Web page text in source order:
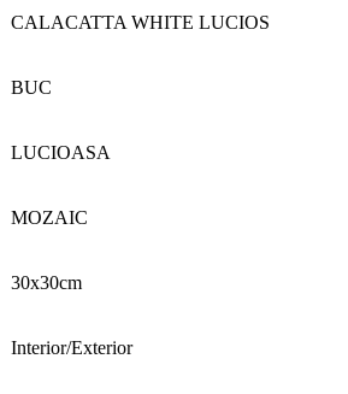
CALACATTA WHITE LUCIOS
BUC
LUCIOASA
MOZAIC
30x30cm
Interior/Exterior